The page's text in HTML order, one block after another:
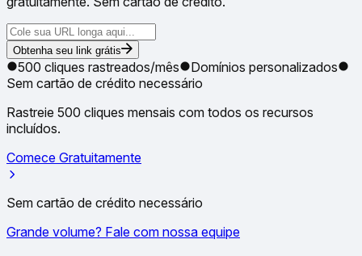
Obtenha seu link grátis
500 cliques rastreados/mês
Domínios personalizados
Sem cartão de crédito necessário
Rastreie 500 cliques mensais com todos os recursos
incluídos.
Comece Gratuitamente
Sem cartão de crédito necessário
Grande volume? Fale com nossa equipe